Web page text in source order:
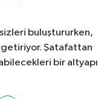
buluştururken,
Şatafattan
bir altyapı